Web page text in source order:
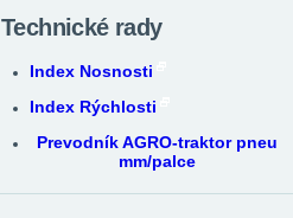
Technické rady
Index Nosnosti
Index Rýchlosti
Prevodník AGRO-traktor pneu
mm/palce